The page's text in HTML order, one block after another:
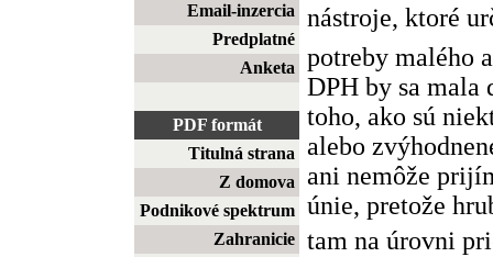
Email-inzercia
Predplatné
Anketa
PDF formát
Titulná strana
Z domova
Podnikové spektrum
Zahranicie
nástroje, ktoré
potreby malého
DPH by sa
toho, ako sú
alebo
ani nemôže
únie, pretože
tam na úrovni